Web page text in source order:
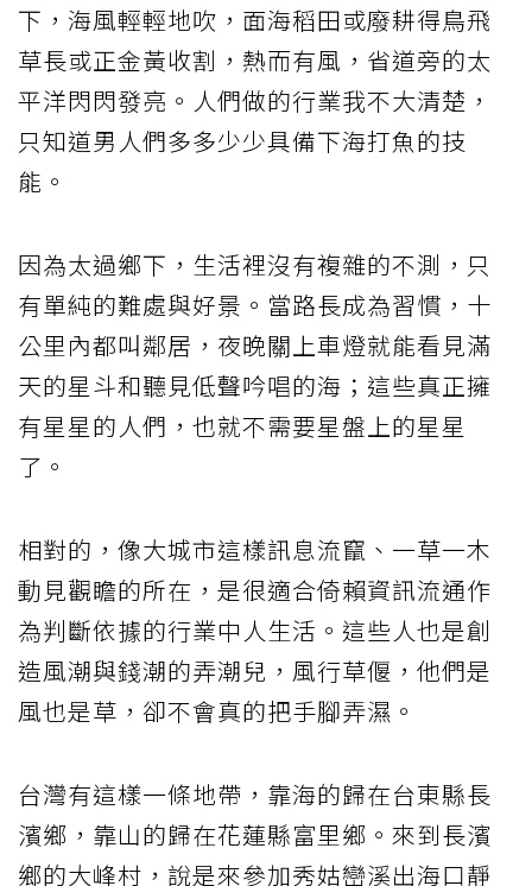
下，海風輕輕地吹，面海稻田或廢耕得鳥飛
草長或正金黃收割，熱而有風，省道旁的太
平洋閃閃發亮。人們做的行業我不大清楚，
只知道男人們多多少少具備下海打魚的技
能。
因為太過鄉下，生活裡沒有複雜的不測，只
有單純的難處與好景。當路長成為習慣，十
公里內都叫鄰居，夜晚關上車燈就能看見滿
天的星斗和聽見低聲吟唱的海；這些真正擁
有星星的人們，也就不需要星盤上的星星
了。
相對的，像大城市這樣訊息流竄、一草一木
動見觀瞻的所在，是很適合倚賴資訊流通作
為判斷依據的行業中人生活。這些人也是創
造風潮與錢潮的弄潮兒，風行草偃，他們是
風也是草，卻不會真的把手腳弄濕。
台灣有這樣一條地帶，靠海的歸在台東縣長
濱鄉，靠山的歸在花蓮縣富里鄉。來到長濱
鄉的大峰村，說是來參加秀姑巒溪出海口靜